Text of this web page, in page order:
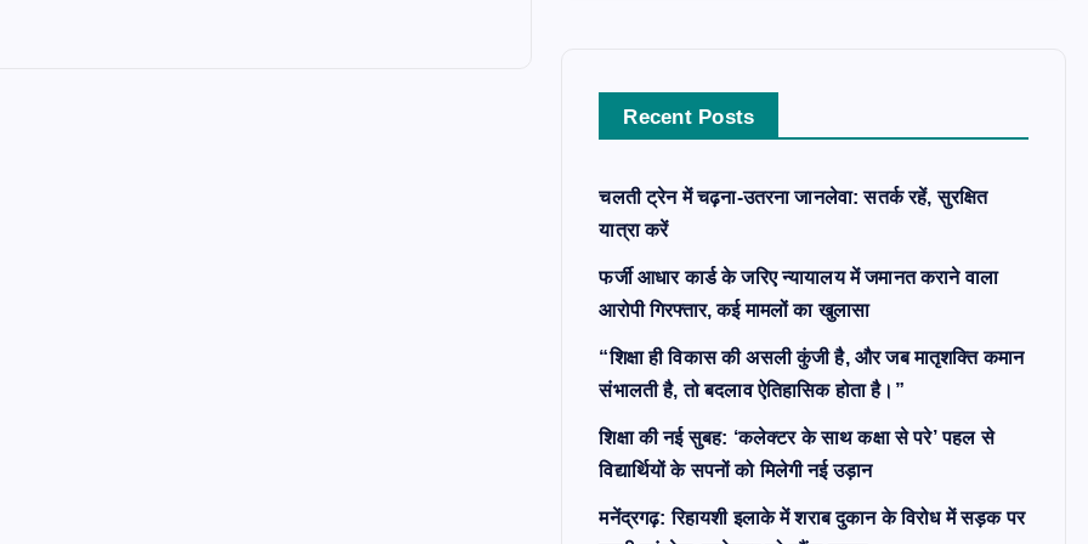
Recent Posts
चलती ट्रेन में चढ़ना-उतरना जानलेवा: सतर्क रहें, सुरक्षित
यात्रा करें
फर्जी आधार कार्ड के जरिए न्यायालय में जमानत कराने वाला
आरोपी गिरफ्तार, कई मामलों का खुलासा
“शिक्षा ही विकास की असली कुंजी है, और जब मातृशक्ति कमान
संभालती है, तो बदलाव ऐतिहासिक होता है।”
शिक्षा की नई सुबह: ‘कलेक्टर के साथ कक्षा से परे’ पहल से
विद्यार्थियों के सपनों को मिलेगी नई उड़ान
मनेंद्रगढ़: रिहायशी इलाके में शराब दुकान के विरोध में सड़क पर